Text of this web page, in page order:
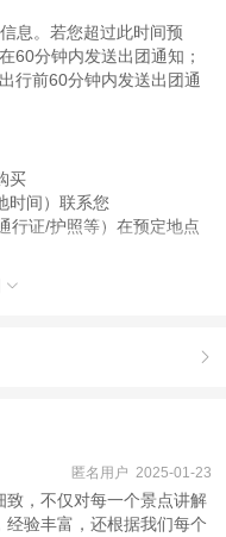
息。若您超过此时间预
60分钟内发送出团通知；
行前60分钟内发送出团通
买
时间）联系您
行证/护照等）在预定地点
徕，委托社为北京宇遥国际旅
其有资质的地接社提供


细阅读
您的旅程顺利圆满完成，
认真阅读并切实遵守。
匿名用户 2025-01-23
，不仅对每一个景点讲解
验丰富，还根据我们每个